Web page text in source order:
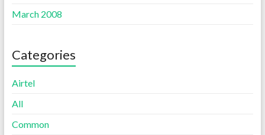
March 2008
Categories
Airtel
All
Common